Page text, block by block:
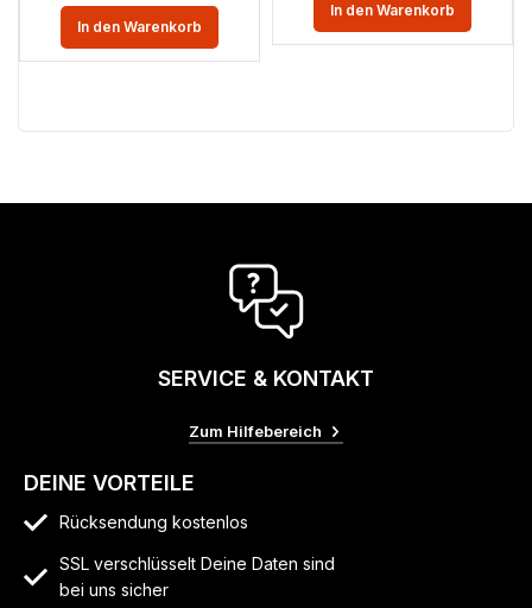
In den Warenkorb
In den Warenkorb
SERVICE & KONTAKT
Zum Hilfebereich
DEINE VORTEILE
Rücksendung kostenlos
SSL verschlüsselt Deine Daten sind
bei uns sicher